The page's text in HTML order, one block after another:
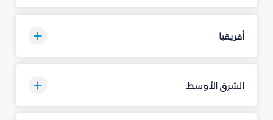
أفريقيا
الشرق الأوسط